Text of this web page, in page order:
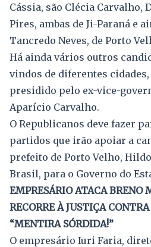
Cássia, são Clécia Carvalho,
Pires, ambas de Ji-Paraná e
Tancredo Neves, de Porto
Há ainda vários outros
vindos de diferentes
presidido pelo ex-vice-
Aparício Carvalho.
O Republicanos deve fazer
partidos que irão apoiar a
prefeito de Porto Velho,
Brasil, para o Governo do
EMPRESÁRIO ATACA BRENO
RECORRE À JUSTIÇA
“MENTIRA SÓRDIDA!”
O empresário Iuri Faria,